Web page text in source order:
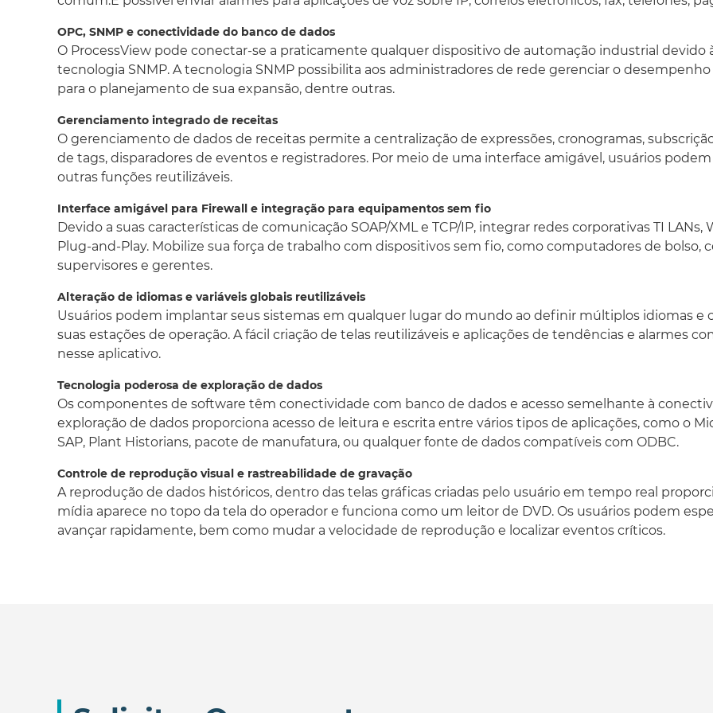
operação Plug-and-Play.
sem fio, como
Usuários podem
ao definir múltiplos
para suas estações de
Tecnologia poderosa de
Os componentes de
Access, SAP, Plant
de dados compatíveis
usuário em tempo real
controle de mídia
um leitor de DVD. Os
data, retroceder ou
OPC, SNMP e conectividade do banco de dados
O ProcessView pode conectar-se a praticamente qualquer dispositivo de automação industrial devido
tecnologia SNMP. A tecnologia SNMP possibilita aos administradores de rede gerenciar o
para o planejamento de sua expansão, dentre outras.
Gerenciamento integrado de receitas
O gerenciamento de dados de receitas permite a centralização de expressões, cronogramas,
de tags, disparadores de eventos e registradores. Por meio de uma interface amigável, usuários
outras funções reutilizáveis.
Interface amigável para Firewall e integração para equipamentos sem fio
Devido a suas características de comunicação SOAP/XML e TCP/IP, integrar redes corporativas TI
Plug-and-Play. Mobilize sua força de trabalho com dispositivos sem fio, como computadores de bolso,
supervisores e gerentes.
Alteração de idiomas e variáveis globais reutilizáveis
Usuários podem implantar seus sistemas em qualquer lugar do mundo ao definir múltiplos idiomas e
suas estações de operação. A fácil criação de telas reutilizáveis e aplicações de tendências e alarmes
nesse aplicativo.
Tecnologia poderosa de exploração de dados
Os componentes de software têm conectividade com banco de dados e acesso semelhante à
exploração de dados proporciona acesso de leitura e escrita entre vários tipos de aplicações, como o
SAP, Plant Historians, pacote de manufatura, ou qualquer fonte de dados compatíveis com ODBC.
Controle de reprodução visual e rastreabilidade de gravação
A reprodução de dados históricos, dentro das telas gráficas criadas pelo usuário em tempo real
mídia aparece no topo da tela do operador e funciona como um leitor de DVD. Os usuários podem
avançar rapidamente, bem como mudar a velocidade de reprodução e localizar eventos críticos.